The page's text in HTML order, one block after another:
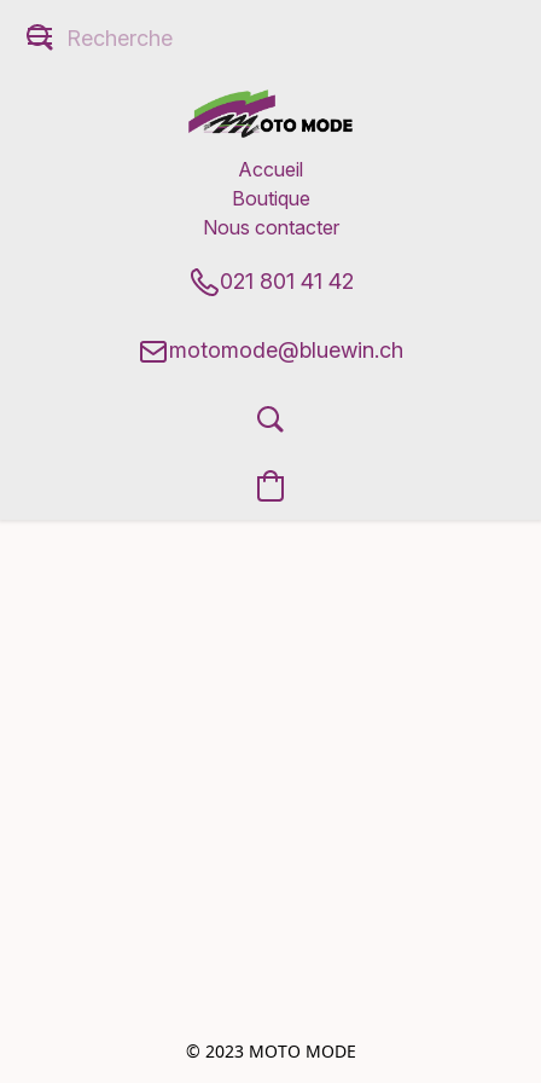
Accueil
Boutique
Nous contacter
021 801 41 42
motomode@bluewin.ch
© 2023 MOTO MODE